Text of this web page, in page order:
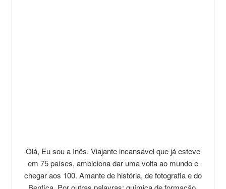
Olá, Eu sou a Inês. Viajante incansável que já esteve
em 75 países, ambiciona dar uma volta ao mundo e
chegar aos 100. Amante de história, de fotografia e do